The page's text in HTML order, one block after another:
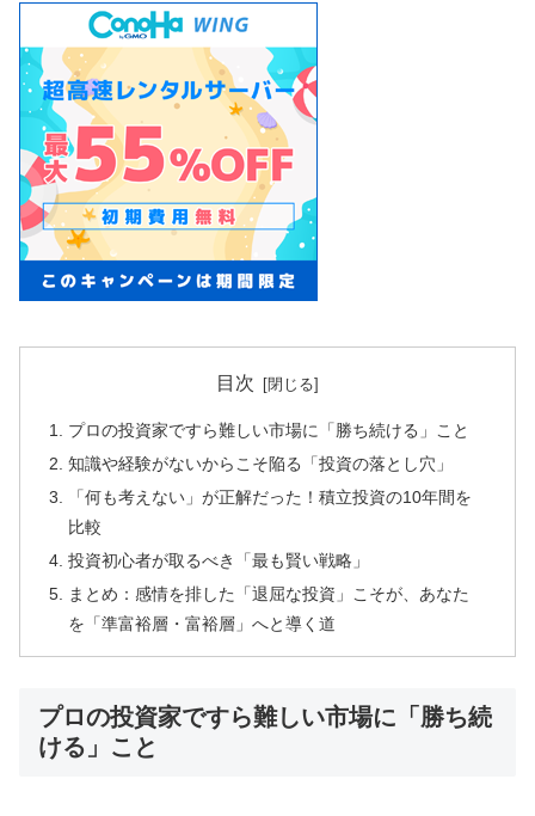
目次
プロの投資家ですら難しい市場に「勝ち続ける」こと
知識や経験がないからこそ陥る「投資の落とし穴」
「何も考えない」が正解だった！積立投資の10年間を
比較
投資初心者が取るべき「最も賢い戦略」
まとめ：感情を排した「退屈な投資」こそが、あなた
を「準富裕層・富裕層」へと導く道
プロの投資家ですら難しい市場に「勝ち続
ける」こと